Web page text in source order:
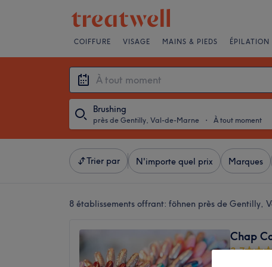
COIFFURE VISAGE MAINS & PIEDS ÉPILATION
Brushing
près de Gentilly, Val-de-Marne ・ À tout moment
Trier par N'importe quel prix Marques
8 établissements offrant: föhnen près de Gentilly,
Chap
3,7